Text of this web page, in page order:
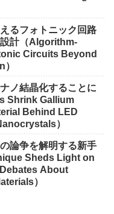
るフォトニック回路
計（Algorithm-
Circuits Beyond
ノ結晶化することに
Shrink Gallium
Behind LED
）
論争を解明する新手
Sheds Light on
About
）